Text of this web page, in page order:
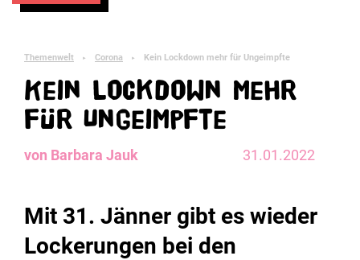
Themenwelt ► Corona ► Kein Lockdown mehr für Ungeimpfte
Kein Lockdown mehr
für Ungeimpfte
von Barbara Jauk 31.01.2022
Mit 31. Jänner gibt es wieder
Lockerungen bei den